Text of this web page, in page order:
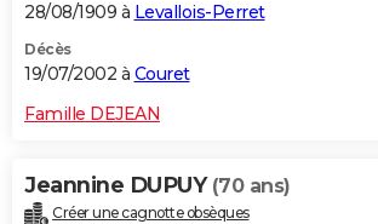
28/08/1909 à Levallois-Perret
Décès
19/07/2002 à Couret
Famille DEJEAN
Jeannine DUPUY (70 ans)
Créer une cagnotte obsèques